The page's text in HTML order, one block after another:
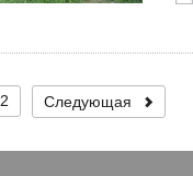
2 Следующая